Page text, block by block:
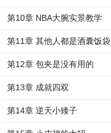
第10章 NBA大腕实景教学
第11章 其他人都是酒囊饭袋
第12章 包夹是没有用的
第13章 成就四双
第14章 逆天小矮子